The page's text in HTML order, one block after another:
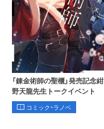
「錬金術師の聖櫃」発売記念紺
野天龍先生トークイベント
コミック・ラノベ